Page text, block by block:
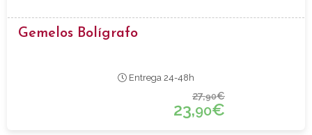
Gemelos Bolígrafo
Entrega 24-48h
27,90€
23,90€